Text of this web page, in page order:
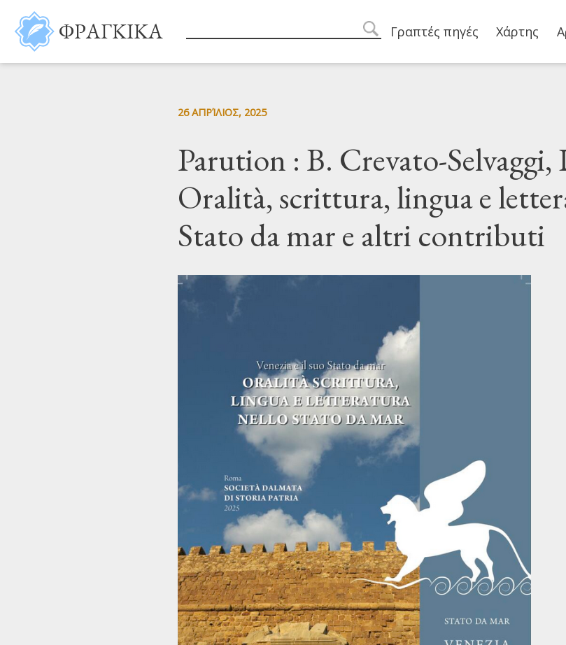
Παράκαμψη προς το κυρίως περιεχόμενο
ΦΡΑΓΚΙΚΑ search
Main navigation
Γραπτές πηγές Χάρτης
26 ΑΠΡΊΛΙΟΣ, 2025
Parution : B. Crevato-
Oralità, scrittura, lingua e
Stato da mar e altri contributi